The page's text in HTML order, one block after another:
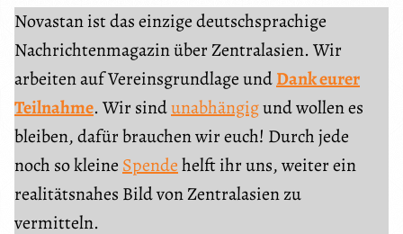
Novastan ist das einzige deutschsprachige
Nachrichtenmagazin über Zentralasien. Wir
arbeiten auf Vereinsgrundlage undDank eurer
Teilnahme. Wir sindunabhängigund wollen es
bleiben, dafür brauchen wir euch! Durch jede
noch so kleine Spendehelft ihr uns, weiter ein
realitätsnahes Bild von Zentralasien zu
vermitteln.